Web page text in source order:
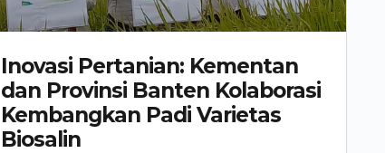
Inovasi Pertanian: Kementan
dan Provinsi Banten Kolaborasi
Kembangkan Padi Varietas
Biosalin